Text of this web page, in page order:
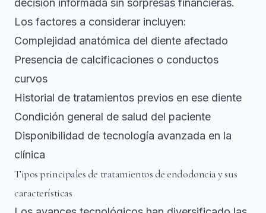
decisión informada sin sorpresas financieras.
Los factores a considerar incluyen:
Complejidad anatómica del diente afectado
Presencia de calcificaciones o conductos
curvos
Historial de tratamientos previos en ese diente
Condición general de salud del paciente
Disponibilidad de tecnología avanzada en la
clínica
Tipos principales de tratamientos de endodoncia y sus
características